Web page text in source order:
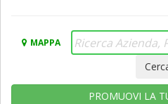
MAPPA
PROMUOVI LA